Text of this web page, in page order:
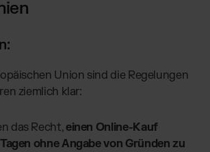
Union sind die Regelungen
ziemlich klar:
das Recht, einen Online-Kauf
ohne Angabe von Gründen zu